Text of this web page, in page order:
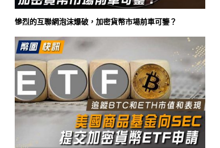
慘烈的互聯網泡沫爆破，加密貨幣市場前車可鑒？